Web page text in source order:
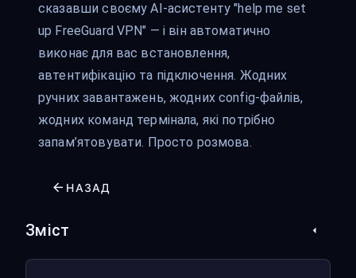
сказавши своєму AI-асистенту "help me set
up FreeGuard VPN" — і він автоматично
виконає для вас встановлення,
автентифікацію та підключення. Жодних
ручних завантажень, жодних config-файлів,
жодних команд термінала, які потрібно
запам’ятовувати. Просто розмова.
НАЗАД
Зміст